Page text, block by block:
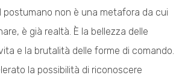
postumano non è una metafora da cui
è già realtà. È la bellezza delle
e la brutalità delle forme di comando.
la possibilità di riconoscere